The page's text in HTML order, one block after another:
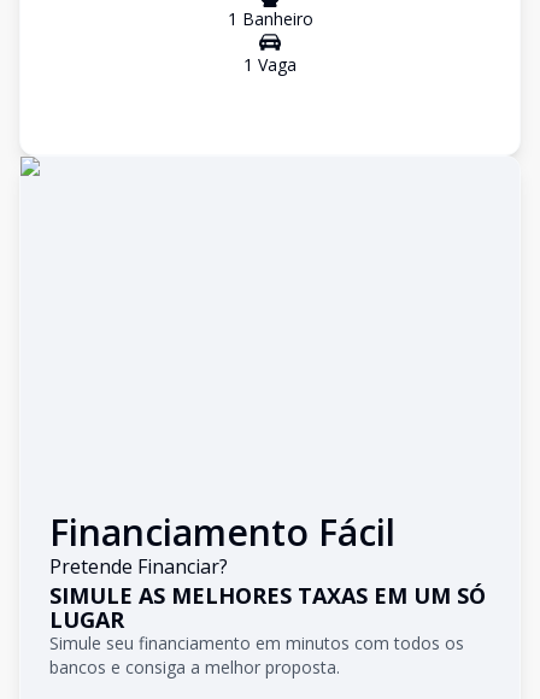
1 Banheiro
1 Vaga
Financiamento Fácil
Pretende Financiar?
SIMULE AS MELHORES TAXAS EM UM SÓ
LUGAR
Simule seu financiamento em minutos com todos os
bancos e consiga a melhor proposta.